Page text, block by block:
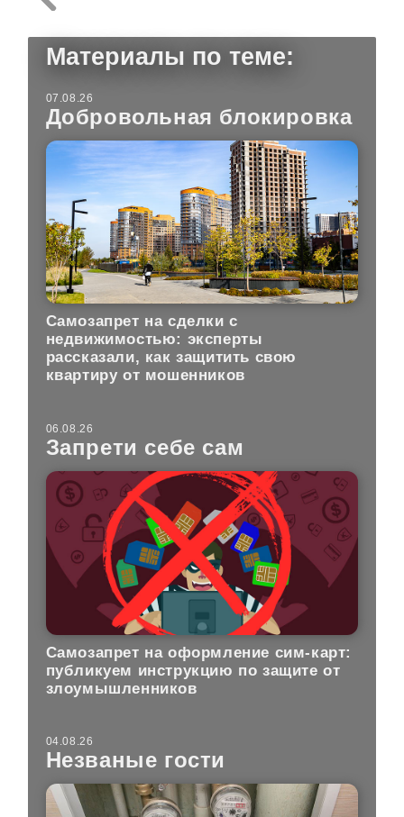
Материалы по теме:
07.08.26
Добровольная блокировка
Самозапрет на сделки с
недвижимостью: эксперты
рассказали, как защитить свою
квартиру от мошенников
06.08.26
Запрети себе сам
Самозапрет на оформление сим-карт:
публикуем инструкцию по защите от
злоумышленников
04.08.26
Незваные гости